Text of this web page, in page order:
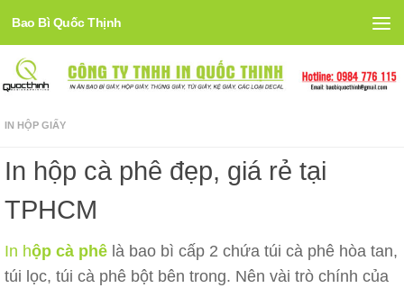
Skip to content
Bao Bì Quốc Thịnh
IN HỘP GIẤY
In hộp cà phê đẹp, giá rẻ tại
TPHCM
In hộp cà phê là bao bì cấp 2 chứa túi cà phê hòa tan,
túi lọc, túi cà phê bột bên trong. Nên vài trò chính của